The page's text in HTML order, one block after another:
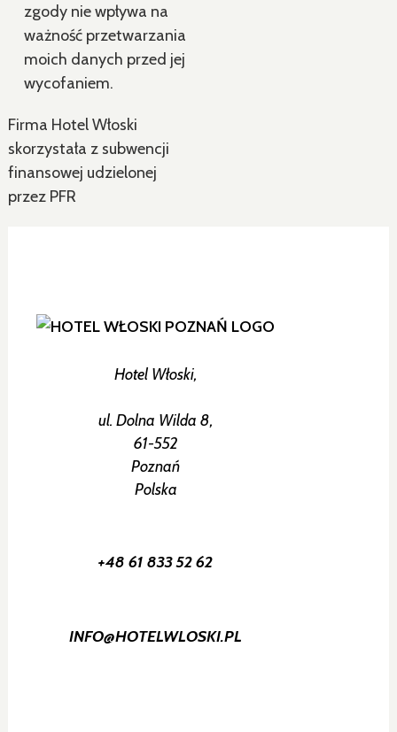
zgody nie wpływa na
ważność przetwarzania
moich danych przed jej
wycofaniem.
Firma Hotel Włoski
skorzystała z subwencji
finansowej udzielonej
przez PFR
Hotel Włoski,
ul. Dolna Wilda 8,
61-552
Poznań
Polska
+48 61 833 52 62
INFO@HOTELWLOSKI.PL